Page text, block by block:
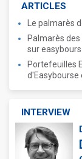
ARTICLES
Le palmarès
Palmarès
sur
Portefeuilles
d'Easybourse
INTERVIEW